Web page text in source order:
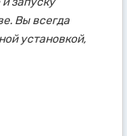
Вы всегда
установкой,